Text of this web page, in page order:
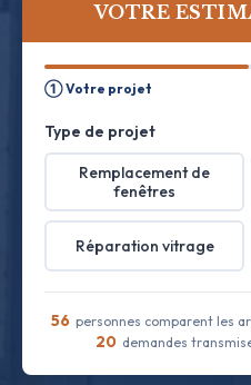
VOTRE
① Votre projet
Type de projet
Remplacement de
fenêtres
Réparation vitrage
56 personnes comparent les
20 demandes